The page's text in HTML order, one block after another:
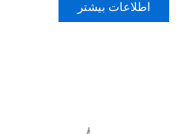
اطلاعات بیشتر